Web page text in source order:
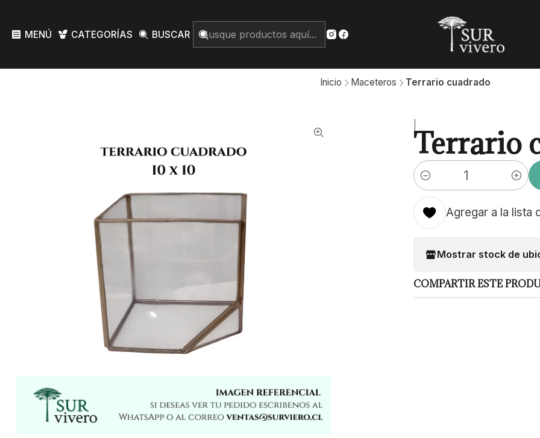
MENÚ CATEGORÍAS BUSCAR
Inicio Maceteros Terrario cuadrado
Terrario
Cantidad
Agregar a la lista
Mostrar stock de
COMPARTIR ESTE